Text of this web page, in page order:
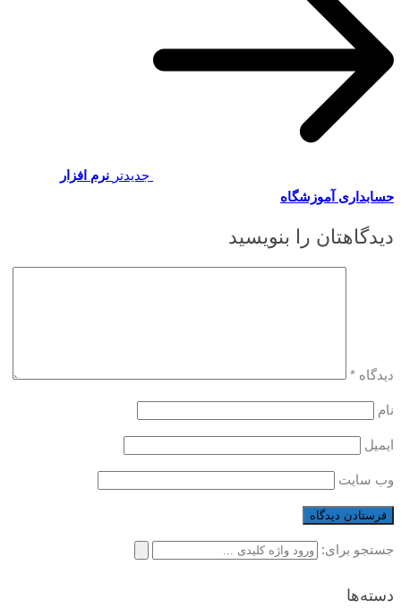
جدیدتر نرم افزار
حسابداری آموزشگاه
دیدگاهتان را بنویسید
دیدگاه *
نام
ایمیل
وب‌ سایت
جستجو برای:
دسته‌ها